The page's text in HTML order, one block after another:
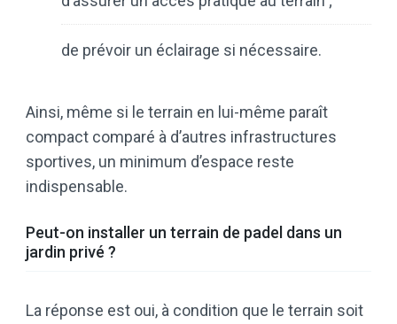
de prévoir un éclairage si nécessaire.
Ainsi, même si le terrain en lui-même paraît
compact comparé à d’autres infrastructures
sportives, un minimum d’espace reste
indispensable.
Peut-on installer un terrain de padel dans un
jardin privé ?
La réponse est oui, à condition que le terrain soit